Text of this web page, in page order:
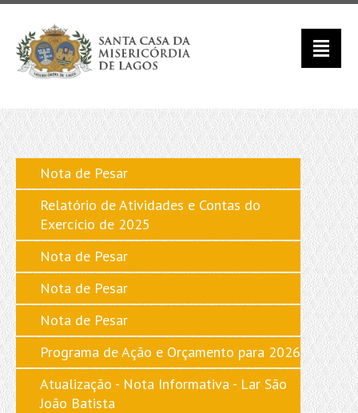
Nota de Pesar
Relatório de Atividades e Contas do
Exercício de 2025
Nota de Pesar
Nota de Pesar
Nota de Pesar
Programa de Ação e Orçamento para 2026
Atualização - Nota Informativa - Lar São
João Batista